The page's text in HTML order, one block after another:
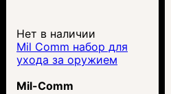
Нет в наличии
Mil Comm набор для
ухода за оружием
Mil-Comm